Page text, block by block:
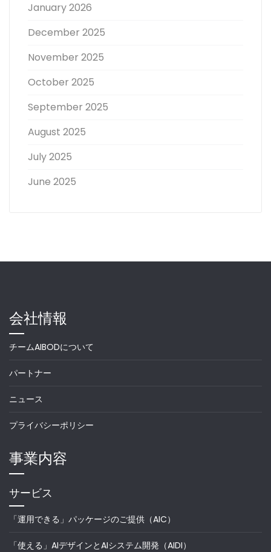
January 2026
December 2025
November 2025
October 2025
September 2025
August 2025
July 2025
June 2025
会社情報
チームAIBODについて
パートナー
ニュース
プライバシーポリシー
事業内容
サービス
「運用できる」パッケージのご提供（AIC）
「使える」AIデザインとAIシステム開発（AIDI）